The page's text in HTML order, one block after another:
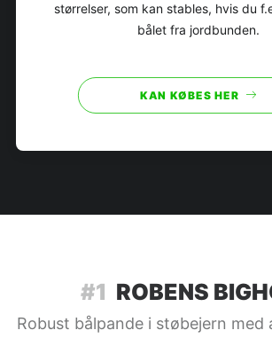
størrelser, som kan stables, hvis du
bålet fra jordbunden.
KAN KØBES HER
#1 ROBENS
Robust bålpande i støbejern med